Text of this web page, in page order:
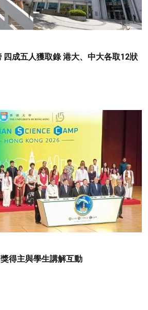
四成五人獲取錄 港大、中大各取12狀
得主與學生講解互動